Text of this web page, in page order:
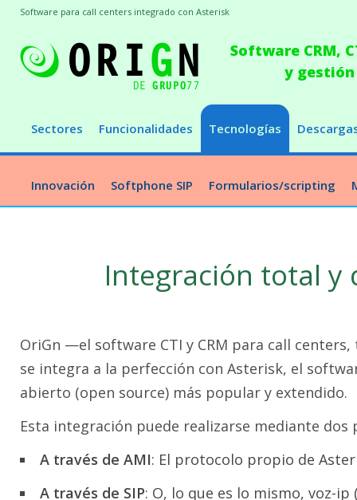
Software CRM,
y
Sectores Funcionalidades Tecnologías
Innovación Softphone SIP Formularios/scripting
Software para call centers integrado con Asterisk
Integración total y
OriGn —el software CTI y CRM para call
se integra a la perfección con Asterisk, el
abierto (open source) más popular y extendido.
Esta integración puede realizarse mediante
A través de AMI: El protocolo propio de
A través de SIP: O, lo que es lo mismo, voz-ip